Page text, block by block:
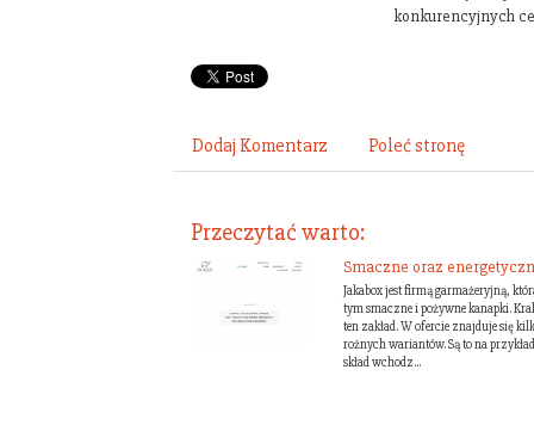
konkurencyjnych
Dodaj Komentarz Poleć stronę
Przeczytać warto:
Smaczne oraz
Jakabox jest firmą garmażeryjną,
tym smaczne i pożywne kanapki.
ten zakład. W ofercie znajduje się
rożnych wariantów. Są to na
skład wchodz...